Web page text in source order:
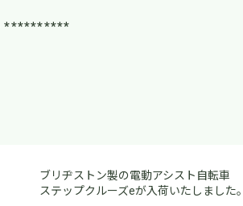
**********
ブリヂストン製の電動アシスト自転車
ステップクルーズeが入荷いたしました。